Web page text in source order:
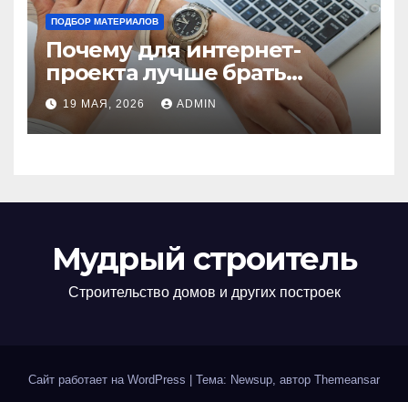
ПОДБОР МАТЕРИАЛОВ
Почему для интернет-
проекта лучше брать
отдельный сервер:
преимущества и ключевые
аспекты
19 МАЯ, 2026 ADMIN
Мудрый строитель
Строительство домов и других построек
Сайт работает на WordPress Тема: Newsup, автор Themeansar